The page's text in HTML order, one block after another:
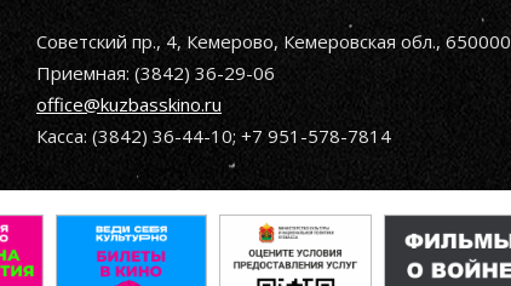
Фестиваль-конкурс
«ПроПобеду»
Областной конкурс
«Лучшее киноучреждение
Кузбасса»
«Папа в
объективе»
Советский пр., 4, Кемерово, Кемеровская обл., 650000
Приемная: (3842) 36-29-06
office@kuzbasskino.ru
Касса: (3842) 36-44-10; +7 951-578-7814